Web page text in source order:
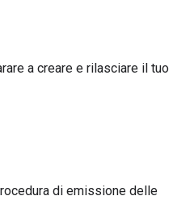
a creare e rilasciare il tuo
di emissione delle